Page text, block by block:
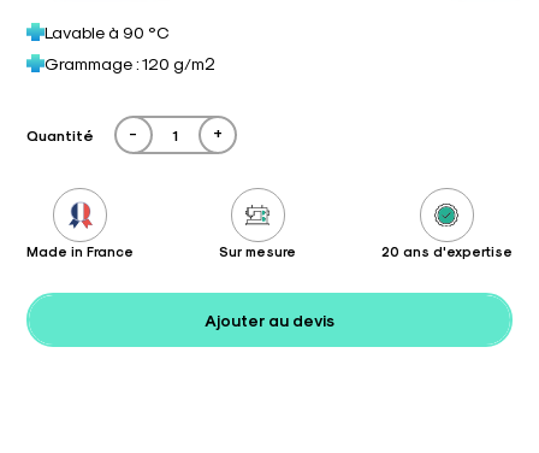
Lavable à 90 °C
Grammage : 120 g/m²
Quantité - +
Made in France Sur mesure 20 ans d'expertise
Ajouter au devis